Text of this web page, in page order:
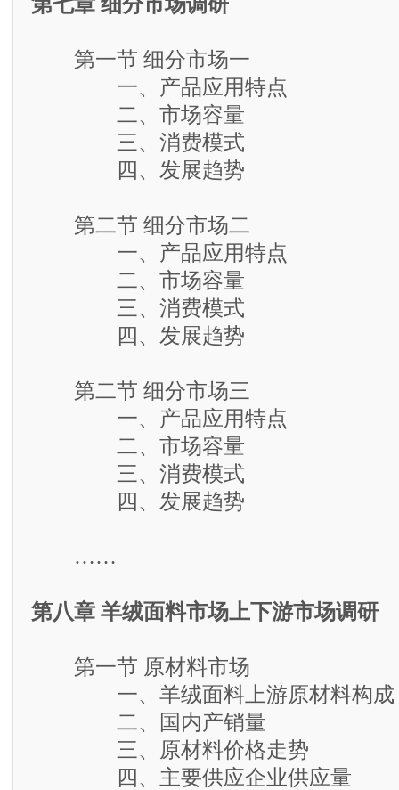
第一节 细分市场一
一、产品应用特点
二、市场容量
三、消费模式
四、发展趋势
第二节 细分市场二
一、产品应用特点
二、市场容量
三、消费模式
四、发展趋势
第二节 细分市场三
一、产品应用特点
二、市场容量
三、消费模式
四、发展趋势
……
第八章 羊绒面料市场上下游市场调研
第一节 原材料市场
一、羊绒面料上游原材料构成
二、国内产销量
三、原材料价格走势
四、主要供应企业供应量